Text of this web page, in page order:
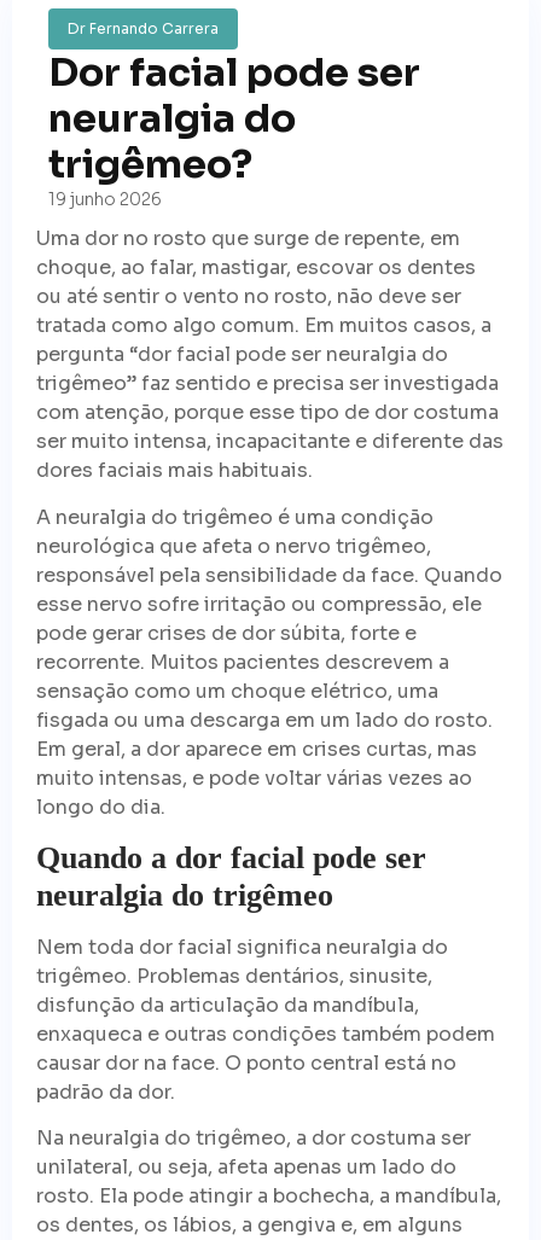
Dr Fernando Carrera
Dor facial pode ser
neuralgia do
trigêmeo?
19 junho 2026
Uma dor no rosto que surge de repente, em
choque, ao falar, mastigar, escovar os dentes
ou até sentir o vento no rosto, não deve ser
tratada como algo comum. Em muitos casos, a
pergunta “dor facial pode ser neuralgia do
trigêmeo” faz sentido e precisa ser investigada
com atenção, porque esse tipo de dor costuma
ser muito intensa, incapacitante e diferente das
dores faciais mais habituais.
A neuralgia do trigêmeo é uma condição
neurológica que afeta o nervo trigêmeo,
responsável pela sensibilidade da face. Quando
esse nervo sofre irritação ou compressão, ele
pode gerar crises de dor súbita, forte e
recorrente. Muitos pacientes descrevem a
sensação como um choque elétrico, uma
fisgada ou uma descarga em um lado do rosto.
Em geral, a dor aparece em crises curtas, mas
muito intensas, e pode voltar várias vezes ao
longo do dia.
Quando a dor facial pode ser
neuralgia do trigêmeo
Nem toda dor facial significa neuralgia do
trigêmeo. Problemas dentários, sinusite,
disfunção da articulação da mandíbula,
enxaqueca e outras condições também podem
causar dor na face. O ponto central está no
padrão da dor.
Na neuralgia do trigêmeo, a dor costuma ser
unilateral, ou seja, afeta apenas um lado do
rosto. Ela pode atingir a bochecha, a mandíbula,
os dentes, os lábios, a gengiva e, em alguns